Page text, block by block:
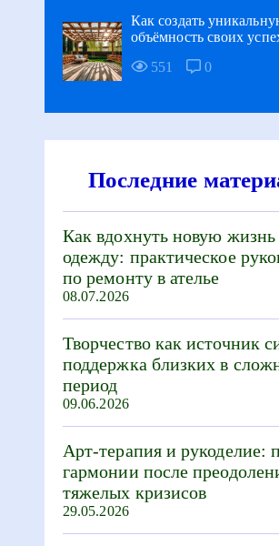
Как создать
объёмность своих
551
0
Последние
Как вдохнуть новую жизнь
одежду: практическое
по ремонту в ателье
08.07.2026
Творчество как источник
поддержка близких в
период
09.06.2026
Арт-терапия и рукоделие:
гармонии после
тяжелых кризисов
29.05.2026